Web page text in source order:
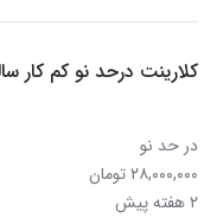
کلارینت درحد نو کم کار سالم
در حد نو
۲۸,۰۰۰,۰۰۰ تومان
۲ هفته پیش